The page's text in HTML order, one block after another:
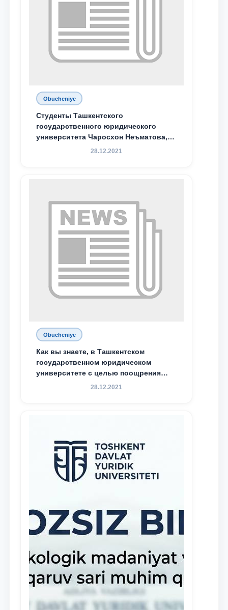
Obucheniye
Студенты Ташкентского
государственного юридического
университета Чаросхон Неъматова,
Севдо Хакимходжаева, Анбарой
специальной стипендии имени
Хадичи Сулеймановой.
28.12.2021
Obucheniye
Как вы знаете, в Ташкентском
государственном юридическом
университете с целью поощрения
талантливых, активных и
28.12.2021